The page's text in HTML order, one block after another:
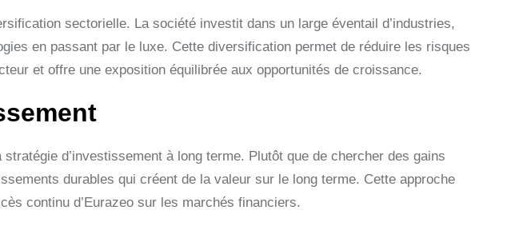
sectorielle. La société investit dans un large éventail d’industries,
en passant par le luxe. Cette diversification permet de réduire les risques
et offre une exposition équilibrée aux opportunités de croissance.
d’investissement à long terme. Plutôt que de chercher des gains
durables qui créent de la valeur sur le long terme. Cette approche
continu d’Eurazeo sur les marchés financiers.